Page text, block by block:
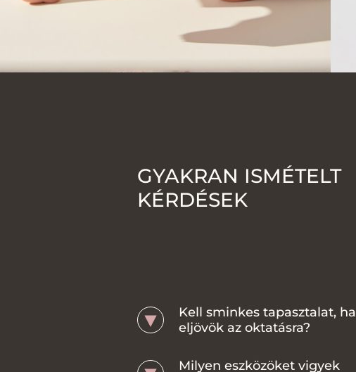
GYAKRAN ISMÉTELT
KÉRDÉSEK
Kell sminkes tapasztalat, ha
eljövök az oktatásra?
Milyen eszközöket vigyek